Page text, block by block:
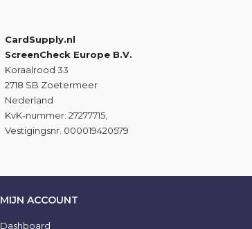
CardSupply.nl
ScreenCheck Europe B.V.
Koraalrood 33
2718 SB Zoetermeer
Nederland
KvK-nummer: 27277715,
Vestigingsnr. 000019420579
MIJN ACCOUNT
Dashboard